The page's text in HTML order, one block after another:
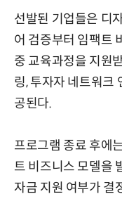
선발된 기업들은 디
어 검증부터 임팩트
중 교육과정을 지원
링, 투자자 네트워크
공된다.
프로그램 종료 후에
트 비즈니스 모델을
자금 지원 여부가 결